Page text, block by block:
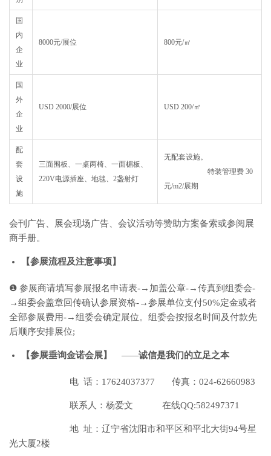
国
内
企
业
8000元/展位 800元/㎡
国
外
企
业
USD 2000/展位 USD 200/㎡
配
套
设
施
三面围板、一桌两椅、一面楣板、
220V电源插座、地毯、2盏射灯
无配套设施。
特装管理费 30
元/m2/展期
会刊广告、展会现场广告、会议活动等赞助方案备索或参阅展
商手册。
【参展流程及注意事项】
❶ 参展商请填写参展报名申请表-→加盖公章-→传真到组委会-
→组委会盖章回传确认参展资格-→参展单位支付50%定金或者
全部参展费用-→组委会确定展位。组委会按报名时间及付款先
后顺序安排展位;
【参展垂询金诺会展】 ——诚信是我们的立足之本
电 话：17624037377 传真：024-62660983
联系人：杨爱文 在线QQ:582497371
地 址：辽宁省沈阳市和平区和平北大街94号星
光大厦2楼